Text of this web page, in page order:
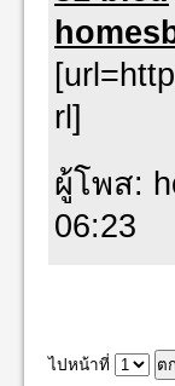
rl]
ผู้โพส:
ไปหน้าที่